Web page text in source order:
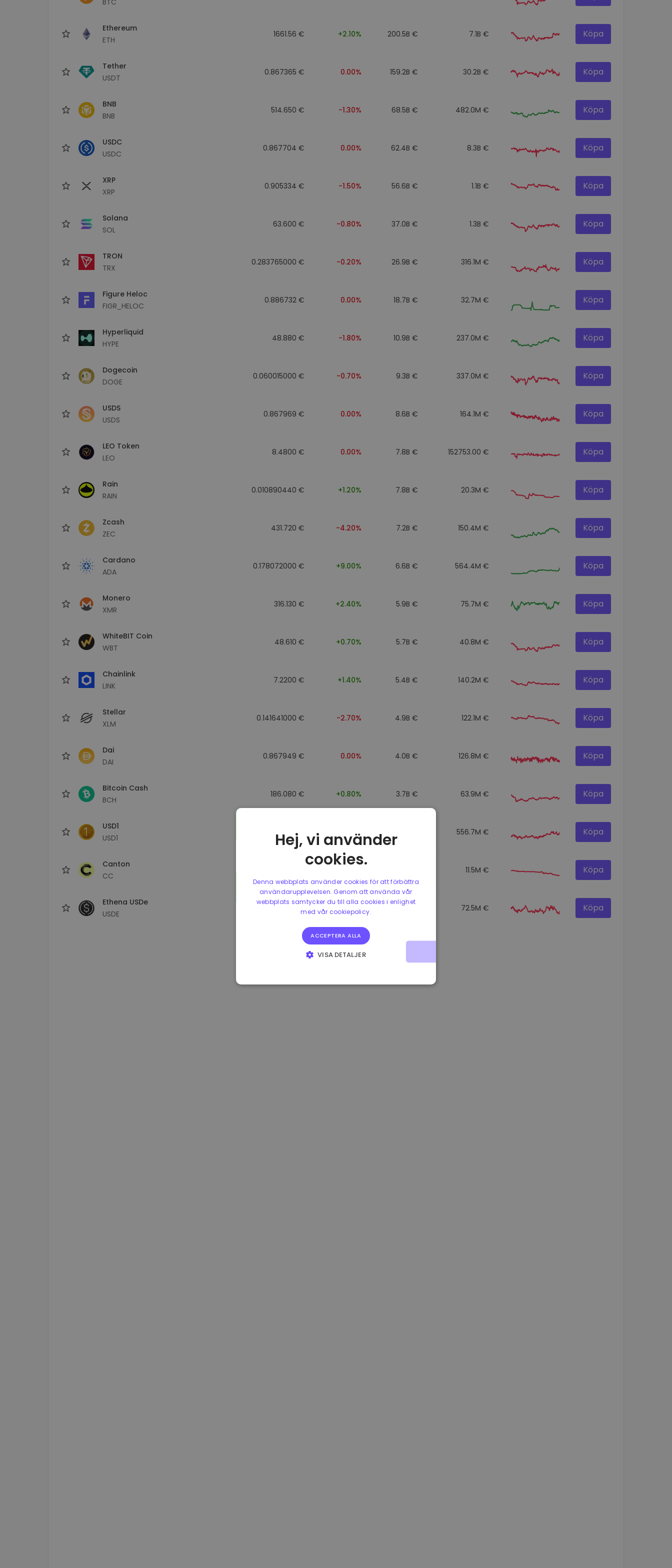
Ethereum
ETH
1661.56 € +2.10% 200.5B € 7.1B € Köpa
Tether
USDT
0.867365 € 0.00% 159.2B € 30.2B € Köpa
BNB
BNB
514.650 € -1.30% 68.5B € 482.0M € Köpa
USDC
USDC
0.867704 € 0.00% 62.4B € 8.3B € Köpa
XRP
XRP
0.905334 € -1.50% 56.6B € 1.1B € Köpa
Solana
SOL
63.600 € -0.80% 37.0B € 1.3B € Köpa
TRON
TRX
0.283765000 € -0.20% 26.9B € 316.1M € Köpa
Figure Heloc
FIGR_HELOC
0.886732 € 0.00% 18.7B € 32.7M € Köpa
Hyperliquid
HYPE
48.880 € -1.80% 10.9B € 237.0M € Köpa
Dogecoin
DOGE
0.060015000 € -0.70% 9.3B € 337.0M € Köpa
USDS
USDS
0.867969 € 0.00% 8.6B € 164.1M € Köpa
LEO Token
LEO
8.4800 € 0.00% 7.8B € 152753.00 € Köpa
Rain
RAIN
0.010890440 € +1.20% 7.8B € 20.3M € Köpa
Zcash
ZEC
431.720 € -4.20% 7.2B € 150.4M € Köpa
Cardano
ADA
0.178072000 € +9.00% 6.6B € 564.4M € Köpa
Monero
XMR
316.130 € +2.40% 5.9B € 75.7M € Köpa
WhiteBIT Coin
WBT
48.610 € +0.70% 5.7B € 40.8M € Köpa
Chainlink
LINK
7.2200 € +1.40% 5.4B € 140.2M € Köpa
Stellar
XLM
0.141641000 € -2.70% 4.9B € 122.1M € Köpa
Dai
DAI
0.867949 € 0.00% 4.0B € 126.8M € Köpa
Bitcoin Cash
BCH
186.080 € +0.80% 3.7B € 63.9M € Köpa
USD1
USD1
0.867692 € 0.00% 556.7M € Köpa
Canton
CC
11.5M € Köpa
Ethena USDe
USDE
0.867648 € 0.00% 3.4B € 72.5M € Köpa
Hej, vi använder
cookies.
Denna webbplats använder cookies för att förbättra
användarupplevelsen. Genom att använda vår
webbplats samtycker du till alla cookies i enlighet
med vår cookiepolicy.
ACCEPTERA ALLA
VISA DETALJER